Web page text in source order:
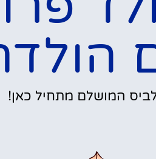
המושלם מתחיל כאן!